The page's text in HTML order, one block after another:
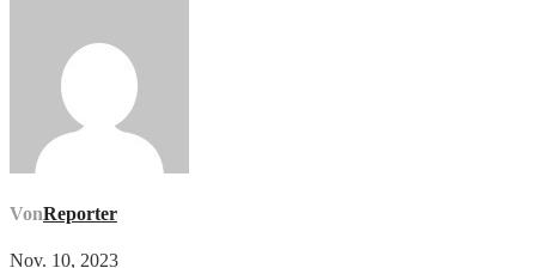
VonReporter
Nov. 10, 2023